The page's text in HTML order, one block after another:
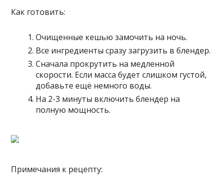
Как готовить:
Очищенные кешью замочить на ночь.
Все ингредиенты сразу загрузить в блендер.
Сначала прокрутить на медленной
скорости. Если масса будет слишком густой,
добавьте ещё немного воды.
На 2-3 минуты включить блендер на
полную мощность.
Примечания к рецепту: